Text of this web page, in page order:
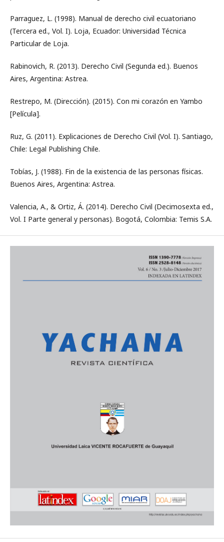
Parraguez, L. (1998). Manual de derecho civil ecuatoriano
(Tercera ed., Vol. I). Loja, Ecuador: Universidad Técnica
Particular de Loja.
Rabinovich, R. (2013). Derecho Civil (Segunda ed.). Buenos
Aires, Argentina: Astrea.
Restrepo, M. (Dirección). (2015). Con mi corazón en Yambo
[Película].
Ruz, G. (2011). Explicaciones de Derecho Civil (Vol. I). Santiago,
Chile: Legal Publishing Chile.
Tobías, J. (1988). Fin de la existencia de las personas físicas.
Buenos Aires, Argentina: Astrea.
Valencia, A., & Ortiz, Á. (2014). Derecho Civil (Decimosexta ed.,
Vol. I Parte general y personas). Bogotá, Colombia: Temis S.A.